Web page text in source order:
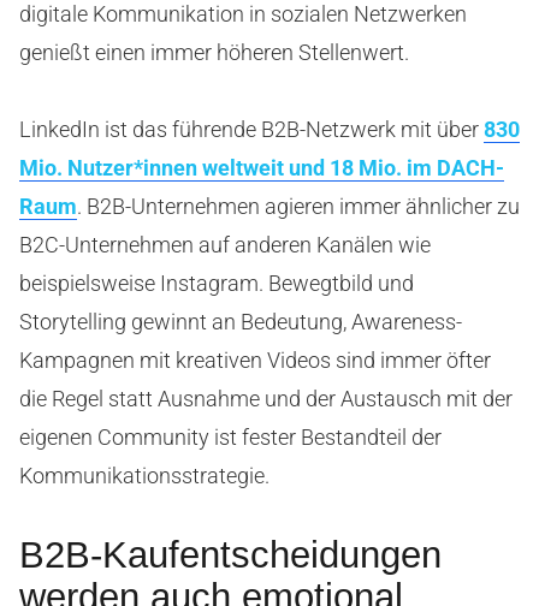
digitale Kommunikation in sozialen Netzwerken
genießt einen immer höheren Stellenwert.
LinkedIn ist das führende B2B-Netzwerk mit über830
Mio. Nutzer*innen weltweit und 18 Mio. im DACH-
Raum. B2B-Unternehmen agieren immer ähnlicher zu
B2C-Unternehmen auf anderen Kanälen wie
beispielsweise Instagram. Bewegtbild und
Storytelling gewinnt an Bedeutung, Awareness-
Kampagnen mit kreativen Videos sind immer öfter
die Regel statt Ausnahme und der Austausch mit der
eigenen Community ist fester Bestandteil der
Kommunikationsstrategie.
B2B-Kaufentscheidungen
werden auch emotional